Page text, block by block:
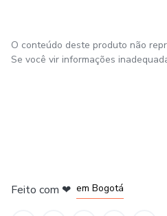
O conteúdo deste produto não
Se você vir informações
Feito com ❤ em Bogotá